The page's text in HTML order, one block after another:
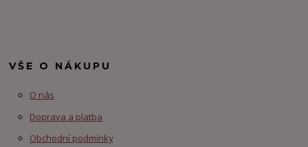
VŠE O NÁKUPU
O nás
Doprava a platba
Obchodní podmínky